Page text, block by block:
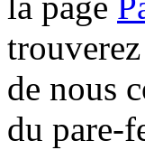
de nous
du pare-